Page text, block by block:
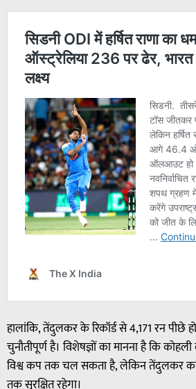
हालांकि, तेंदुलकर के रिकॉर्ड से 4,171 रन पीछे
चुनौतीपूर्ण है। विशेषज्ञों का मानना है कि
विश्व कप तक चल सकता है, लेकिन तेंदुलकर का
तक सुरक्षित रहेगा।